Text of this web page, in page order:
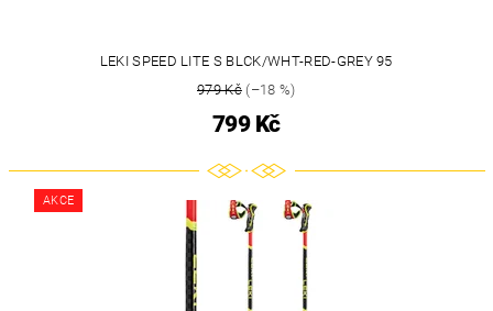
LEKI SPEED LITE S BLCK/WHT-RED-GREY 95
979 Kč(–18 %)
799 Kč
AKCE